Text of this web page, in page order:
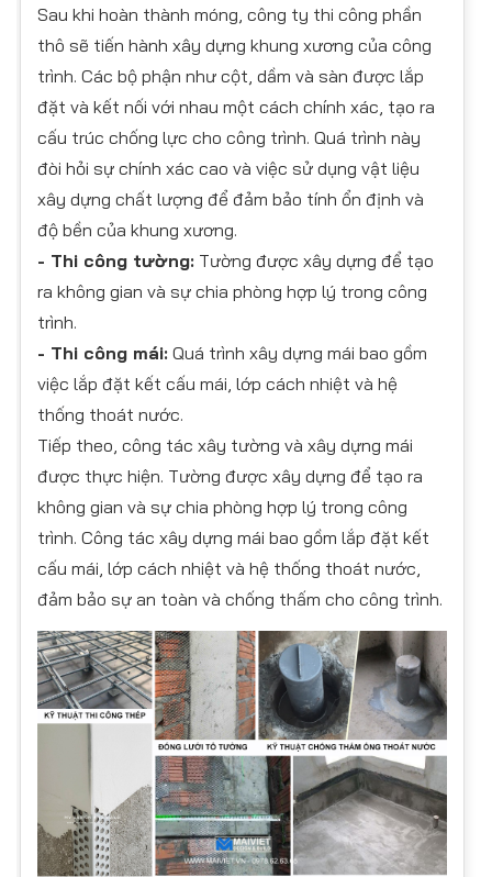
Sau khi hoàn thành móng, công ty thi công phần
thô sẽ tiến hành xây dựng khung xương của công
trình. Các bộ phận như cột, dầm và sàn được lắp
đặt và kết nối với nhau một cách chính xác, tạo ra
cấu trúc chống lực cho công trình. Quá trình này
đòi hỏi sự chính xác cao và việc sử dụng vật liệu
xây dựng chất lượng để đảm bảo tính ổn định và
độ bền của khung xương.
- Thi công tường: Tường được xây dựng để tạo
ra không gian và sự chia phòng hợp lý trong công
trình.
- Thi công mái: Quá trình xây dựng mái bao gồm
việc lắp đặt kết cấu mái, lớp cách nhiệt và hệ
thống thoát nước.
Tiếp theo, công tác xây tường và xây dựng mái
được thực hiện. Tường được xây dựng để tạo ra
không gian và sự chia phòng hợp lý trong công
trình. Công tác xây dựng mái bao gồm lắp đặt kết
cấu mái, lớp cách nhiệt và hệ thống thoát nước,
đảm bảo sự an toàn và chống thấm cho công trình.